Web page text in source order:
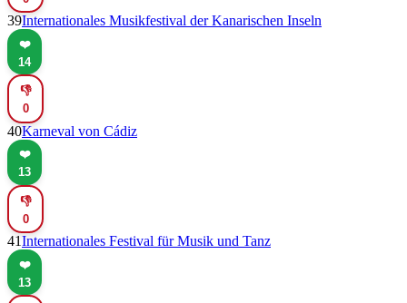
39Internationales Musikfestival der Kanarischen Inseln
❤️
14
👎
0
40Karneval von Cádiz
❤️
13
👎
0
41Internationales Festival für Musik und Tanz
❤️
13